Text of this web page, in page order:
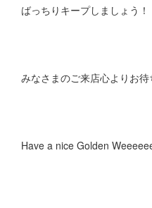
ばっちりキープしましょう！
みなさまのご来店心よりお待
Have a nice Golden